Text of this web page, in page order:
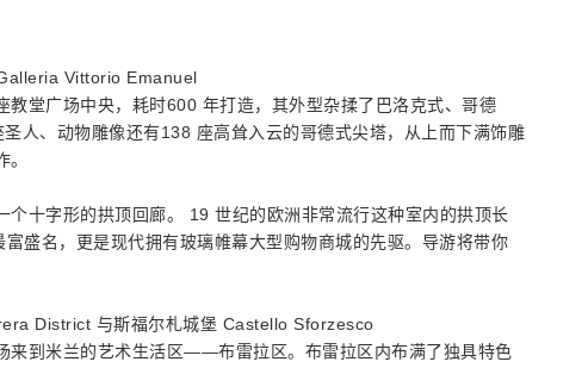
Vittorio Emanuel
堂广场中央，耗时600 年打造，其外型杂揉了巴洛克式、哥德
人、动物雕像还有138 座高耸入云的哥德式尖塔，从上而下满饰雕
十字形的拱顶回廊。 19 世纪的欧洲非常流行这种室内的拱顶长
盛名，更是现代拥有玻璃帷幕大型购物商城的先驱。导游将带你
District 与斯福尔札城堡 Castello Sforzesco
来到米兰的艺术生活区——布雷拉区。布雷拉区内布满了独具特色